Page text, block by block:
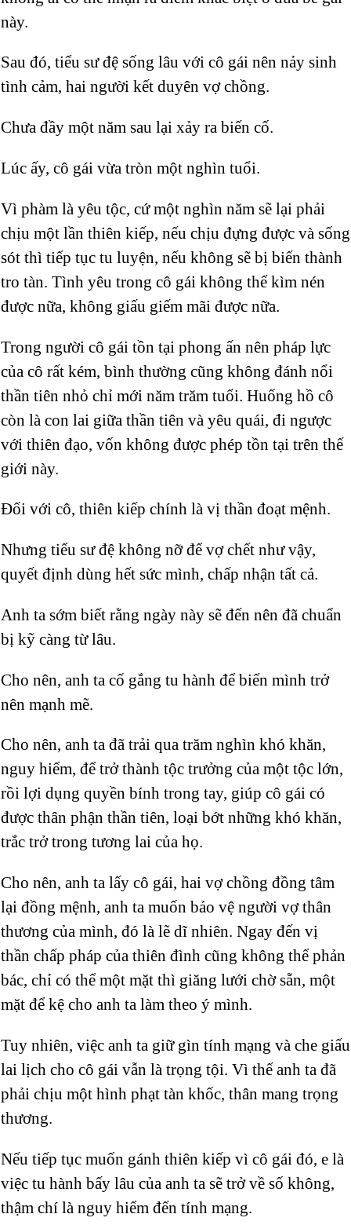
này.
Sau đó, tiểu sư đệ sống lâu với cô gái nên nảy sinh
tình cảm, hai người kết duyên vợ chồng.
Chưa đầy một năm sau lại xảy ra biến cố.
Lúc ấy, cô gái vừa tròn một nghìn tuổi.
Vì phàm là yêu tộc, cứ một nghìn năm sẽ lại phải
chịu một lần thiên kiếp, nếu chịu đựng được và sống
sót thì tiếp tục tu luyện, nếu không sẽ bị biến thành
tro tàn. Tình yêu trong cô gái không thể kìm nén
được nữa, không giấu giếm mãi được nữa.
Trong người cô gái tồn tại phong ấn nên pháp lực
của cô rất kém, bình thường cũng không đánh nổi
thần tiên nhỏ chỉ mới năm trăm tuổi. Huống hồ cô
còn là con lai giữa thần tiên và yêu quái, đi ngược
với thiên đạo, vốn không được phép tồn tại trên thế
giới này.
Đối với cô, thiên kiếp chính là vị thần đoạt mệnh.
Nhưng tiểu sư đệ không nỡ để vợ chết như vậy,
quyết định dùng hết sức mình, chấp nhận tất cả.
Anh ta sớm biết rằng ngày này sẽ đến nên đã chuẩn
bị kỹ càng từ lâu.
Cho nên, anh ta cố gắng tu hành để biến mình trở
nên mạnh mẽ.
Cho nên, anh ta đã trải qua trăm nghìn khó khăn,
nguy hiểm, để trở thành tộc trưởng của một tộc lớn,
rồi lợi dụng quyền bính trong tay, giúp cô gái có
được thân phận thần tiên, loại bớt những khó khăn,
trắc trở trong tương lai của họ.
Cho nên, anh ta lấy cô gái, hai vợ chồng đồng tâm
lại đồng mệnh, anh ta muốn bảo vệ người vợ thân
thương của mình, đó là lẽ dĩ nhiên. Ngay đến vị
thần chấp pháp của thiên đình cũng không thể phản
bác, chỉ có thể một mặt thì giăng lưới chờ sẵn, một
mặt để kệ cho anh ta làm theo ý mình.
Tuy nhiên, việc anh ta giữ gìn tính mạng và che giấu
lai lịch cho cô gái vẫn là trọng tội. Vì thế anh ta đã
phải chịu một hình phạt tàn khốc, thân mang trọng
thương.
Nếu tiếp tục muốn gánh thiên kiếp vì cô gái đó, e là
việc tu hành bấy lâu của anh ta sẽ trở về số không,
thậm chí là nguy hiểm đến tính mạng.